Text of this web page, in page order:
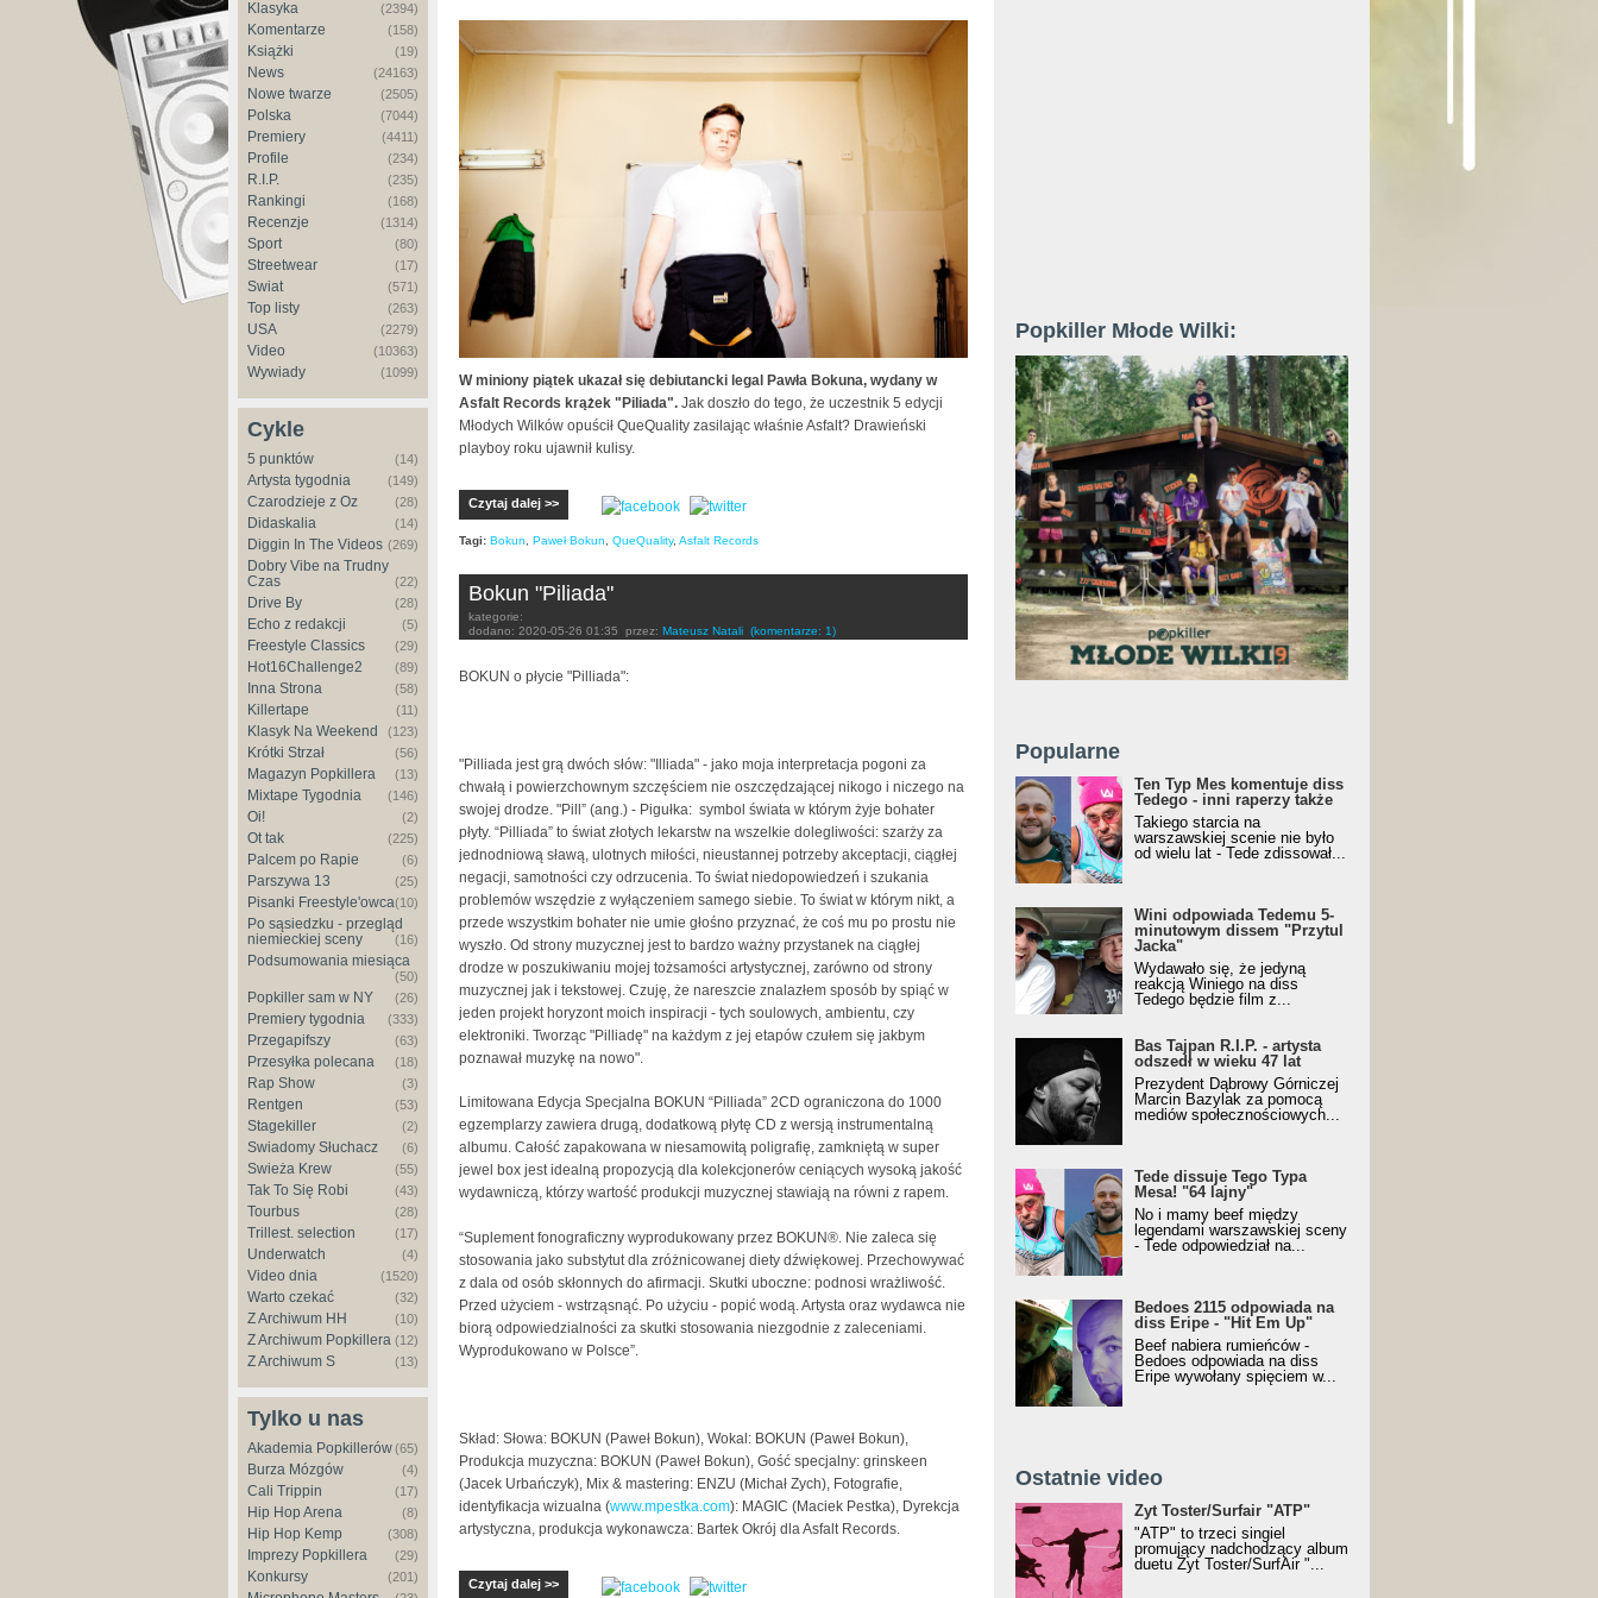
Klasyka (2394)
Komentarze (158)
Książki (19)
News (24163)
Nowe twarze (2505)
Polska (7044)
Premiery (4411)
Profile (234)
R.I.P. (235)
Rankingi (168)
Recenzje (1314)
Sport (80)
Streetwear (17)
Świat (571)
Top listy (263)
USA (2279)
Video (10363)
Wywiady (1099)
Cykle
5 punktów (14)
Artysta tygodnia (149)
Czarodzieje z Oz (28)
Didaskalia (14)
Diggin In The Videos (269)
Dobry Vibe na Trudny
Czas
(22)
Drive By (28)
Echo z redakcji (5)
Freestyle Classics (29)
Hot16Challenge2 (89)
Inna Strona (58)
Killertape (11)
Klasyk Na Weekend (123)
Krótki Strzał (56)
Magazyn Popkillera (13)
Mixtape Tygodnia (146)
Oi! (2)
Ot tak (225)
Palcem po Rapie (6)
Parszywa 13 (25)
Pisanki Freestyle'owca(10)
Po sąsiedzku - przegląd
niemieckiej sceny
(16)
Podsumowania miesiąca
(50)
Popkiller sam w NY (26)
Premiery tygodnia (333)
Przegapifszy (63)
Przesyłka polecana (18)
Rap Show (3)
Rentgen (53)
Stagekiller (2)
Świadomy Słuchacz (6)
Świeża Krew (55)
Tak To Się Robi (43)
Tourbus (28)
Trillest. selection (17)
Underwatch (4)
Video dnia (1520)
Warto czekać (32)
Z Archiwum HH (10)
Z Archiwum Popkillera (12)
Z Archiwum S (13)
Tylko u nas
Akademia Popkillerów(65)
Burza Mózgów (4)
Cali Trippin (17)
Hip Hop Arena (8)
Hip Hop Kemp (308)
Imprezy Popkillera (29)
Konkursy (201)
W miniony piątek ukazał się debiutancki legal Pawła Bokuna, wydany w
Asfalt Records krążek "Piliada". Jak doszło do tego, że uczestnik 5 edycji
Młodych Wilków opuścił QueQuality zasilając właśnie Asfalt? Drawieński
playboy roku ujawnił kulisy.
Czytaj dalej >>
Tagi: Bokun, Paweł Bokun, QueQuality, Asfalt Records
Bokun "Piliada"
kategorie:
dodano: 2020-05-26 01:35 przez: Mateusz Natali (komentarze: 1)
BOKUN o płycie "Pilliada":
"Pilliada jest grą dwóch słów: "Illiada" - jako moja interpretacja pogoni za
chwałą i powierzchownym szczęściem nie oszczędzającej nikogo i niczego na
swojej drodze. "Pill” (ang.) - Pigułka: symbol świata w którym żyje bohater
płyty. “Pilliada” to świat złotych lekarstw na wszelkie dolegliwości: szarży za
jednodniową sławą, ulotnych miłości, nieustannej potrzeby akceptacji, ciągłej
negacji, samotności czy odrzucenia. To świat niedopowiedzeń i szukania
problemów wszędzie z wyłączeniem samego siebie. To świat w którym nikt, a
przede wszystkim bohater nie umie głośno przyznać, że coś mu po prostu nie
wyszło. Od strony muzycznej jest to bardzo ważny przystanek na ciągłej
drodze w poszukiwaniu mojej tożsamości artystycznej, zarówno od strony
muzycznej jak i tekstowej. Czuję, że nareszcie znalazłem sposób by spiąć w
jeden projekt horyzont moich inspiracji - tych soulowych, ambientu, czy
elektroniki. Tworząc "Pilliadę" na każdym z jej etapów czułem się jakbym
poznawał muzykę na nowo".
Limitowana Edycja Specjalna BOKUN “Pilliada” 2CD ograniczona do 1000
egzemplarzy zawiera drugą, dodatkową płytę CD z wersją instrumentalną
albumu. Całość zapakowana w niesamowitą poligrafię, zamkniętą w super
jewel box jest idealną propozycją dla kolekcjonerów ceniących wysoką jakość
wydawniczą, którzy wartość produkcji muzycznej stawiają na równi z rapem.
“Suplement fonograficzny wyprodukowany przez BOKUN®. Nie zaleca się
stosowania jako substytut dla zróżnicowanej diety dźwiękowej. Przechowywać
z dala od osób skłonnych do afirmacji. Skutki uboczne: podnosi wrażliwość.
Przed użyciem - wstrząsnąć. Po użyciu - popić wodą. Artysta oraz wydawca nie
biorą odpowiedzialności za skutki stosowania niezgodnie z zaleceniami.
Wyprodukowano w Polsce”.
Skład: Słowa: BOKUN (Paweł Bokun), Wokal: BOKUN (Paweł Bokun),
Produkcja muzyczna: BOKUN (Paweł Bokun), Gość specjalny: grinskeen
(Jacek Urbańczyk), Mix & mastering: ENZU (Michał Zych), Fotografie,
identyfikacja wizualna (www.mpestka.com): MAGIC (Maciek Pestka), Dyrekcja
artystyczna, produkcja wykonawcza: Bartek Okrój dla Asfalt Records.
Czytaj dalej >>
Popkiller Młode Wilki:
Popularne
Ten Typ Mes komentuje diss
Tedego - inni raperzy także
Takiego starcia na
warszawskiej scenie nie było
od wielu lat - Tede zdissował...
Wini odpowiada Tedemu 5-
minutowym dissem "Przytul
Jacka"
Wydawało się, że jedyną
reakcją Winiego na diss
Tedego będzie film z...
Bas Tajpan R.I.P. - artysta
odszedł w wieku 47 lat
Prezydent Dąbrowy Górniczej
Marcin Bazylak za pomocą
mediów społecznościowych...
Tede dissuje Tego Typa
Mesa! "64 lajny"
No i mamy beef między
legendami warszawskiej sceny
- Tede odpowiedział na...
Bedoes 2115 odpowiada na
diss Eripe - "Hit Em Up"
Beef nabiera rumieńców -
Bedoes odpowiada na diss
Eripe wywołany spięciem w...
Ostatnie video
Żyt Toster/SurfAir - ATP VIDEO
Żyt Toster/Surfair "ATP"
"ATP" to trzeci singiel
promujący nadchodzący album
duetu Żyt Toster/SurfAir "...